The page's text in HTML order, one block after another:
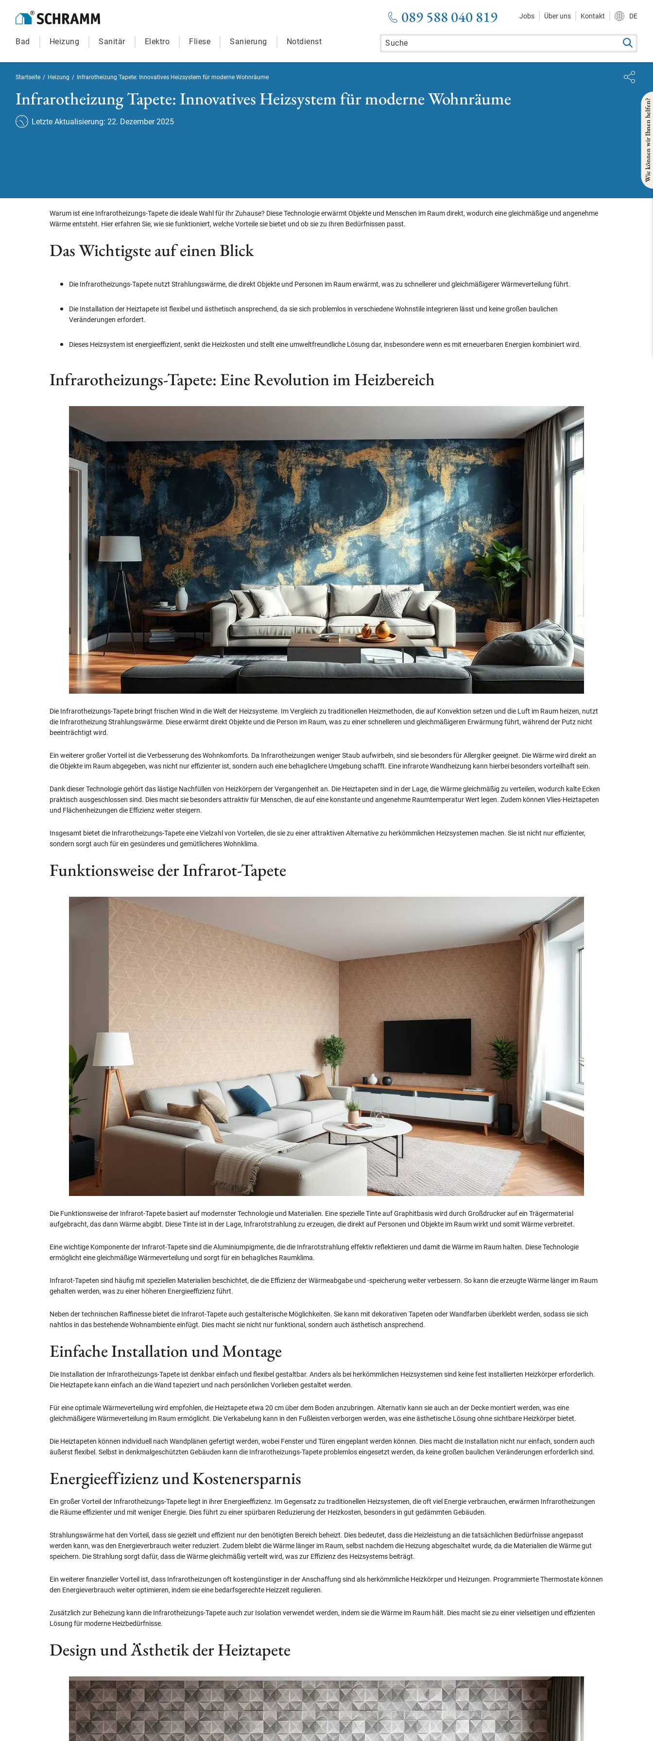
089 588 040 819 Jobs Über uns Kontakt DE
Bad Heizung Sanitär Elektro Fliese Sanierung Notdienst
Startseite / Heizung / Infrarotheizung Tapete: Innovatives Heizsystem für moderne Wohnräume
Infrarotheizung Tapete: Innovatives Heizsystem für moderne Wohnräume
Letzte Aktualisierung: 22. Dezember 2025
Warum ist eine Infrarotheizungs-Tapete die ideale Wahl für Ihr Zuhause? Diese Technologie erwärmt Objekte und Menschen im Raum direkt, wodurch eine gleichmäßige und angenehme
Wärme entsteht. Hier erfahren Sie, wie sie funktioniert, welche Vorteile sie bietet und ob sie zu Ihren Bedürfnissen passt.
Das Wichtigste auf einen Blick
Die Infrarotheizungs-Tapete nutzt Strahlungswärme, die direkt Objekte und Personen im Raum erwärmt, was zu schnellerer und gleichmäßigerer Wärmeverteilung führt.
Die Installation der Heiztapete ist flexibel und ästhetisch ansprechend, da sie sich problemlos in verschiedene Wohnstile integrieren lässt und keine großen baulichen
Veränderungen erfordert.
Dieses Heizsystem ist energieeffizient, senkt die Heizkosten und stellt eine umweltfreundliche Lösung dar, insbesondere wenn es mit erneuerbaren Energien kombiniert wird.
Infrarotheizungs-Tapete: Eine Revolution im Heizbereich
Die Infrarotheizungs-Tapete bringt frischen Wind in die Welt der Heizsysteme. Im Vergleich zu traditionellen Heizmethoden, die auf Konvektion setzen und die Luft im Raum heizen, nutzt
die Infrarotheizung Strahlungswärme. Diese erwärmt direkt Objekte und die Person im Raum, was zu einer schnelleren und gleichmäßigeren Erwärmung führt, während der Putz nicht
beeinträchtigt wird.
Ein weiterer großer Vorteil ist die Verbesserung des Wohnkomforts. Da Infrarotheizungen weniger Staub aufwirbeln, sind sie besonders für Allergiker geeignet. Die Wärme wird direkt an
die Objekte im Raum abgegeben, was nicht nur effizienter ist, sondern auch eine behaglichere Umgebung schafft. Eine infrarote Wandheizung kann hierbei besonders vorteilhaft sein.
Dank dieser Technologie gehört das lästige Nachfüllen von Heizkörpern der Vergangenheit an. Die Heiztapeten sind in der Lage, die Wärme gleichmäßig zu verteilen, wodurch kalte Ecken
praktisch ausgeschlossen sind. Dies macht sie besonders attraktiv für Menschen, die auf eine konstante und angenehme Raumtemperatur Wert legen. Zudem können Vlies-Heiztapeten
und Flächenheizungen die Effizienz weiter steigern.
Insgesamt bietet die Infrarotheizungs-Tapete eine Vielzahl von Vorteilen, die sie zu einer attraktiven Alternative zu herkömmlichen Heizsystemen machen. Sie ist nicht nur effizienter,
sondern sorgt auch für ein gesünderes und gemütlicheres Wohnklima.
Funktionsweise der Infrarot-Tapete
Die Funktionsweise der Infrarot-Tapete basiert auf modernster Technologie und Materialien. Eine spezielle Tinte auf Graphitbasis wird durch Großdrucker auf ein Trägermaterial
aufgebracht, das dann Wärme abgibt. Diese Tinte ist in der Lage, Infrarotstrahlung zu erzeugen, die direkt auf Personen und Objekte im Raum wirkt und somit Wärme verbreitet.
Eine wichtige Komponente der Infrarot-Tapete sind die Aluminiumpigmente, die die Infrarotstrahlung effektiv reflektieren und damit die Wärme im Raum halten. Diese Technologie
ermöglicht eine gleichmäßige Wärmeverteilung und sorgt für ein behagliches Raumklima.
Infrarot-Tapeten sind häufig mit speziellen Materialien beschichtet, die die Effizienz der Wärmeabgabe und -speicherung weiter verbessern. So kann die erzeugte Wärme länger im Raum
gehalten werden, was zu einer höheren Energieeffizienz führt.
Neben der technischen Raffinesse bietet die Infrarot-Tapete auch gestalterische Möglichkeiten. Sie kann mit dekorativen Tapeten oder Wandfarben überklebt werden, sodass sie sich
nahtlos in das bestehende Wohnambiente einfügt. Dies macht sie nicht nur funktional, sondern auch ästhetisch ansprechend.
Einfache Installation und Montage
Die Installation der Infrarotheizungs-Tapete ist denkbar einfach und flexibel gestaltbar. Anders als bei herkömmlichen Heizsystemen sind keine fest installierten Heizkörper erforderlich.
Die Heiztapete kann einfach an die Wand tapeziert und nach persönlichen Vorlieben gestaltet werden.
Für eine optimale Wärmeverteilung wird empfohlen, die Heiztapete etwa 20 cm über dem Boden anzubringen. Alternativ kann sie auch an der Decke montiert werden, was eine
gleichmäßigere Wärmeverteilung im Raum ermöglicht. Die Verkabelung kann in den Fußleisten verborgen werden, was eine ästhetische Lösung ohne sichtbare Heizkörper bietet.
Die Heiztapeten können individuell nach Wandplänen gefertigt werden, wobei Fenster und Türen eingeplant werden können. Dies macht die Installation nicht nur einfach, sondern auch
äußerst flexibel. Selbst in denkmalgeschützten Gebäuden kann die Infrarotheizungs-Tapete problemlos eingesetzt werden, da keine großen baulichen Veränderungen erforderlich sind.
Energieeffizienz und Kostenersparnis
Ein großer Vorteil der Infrarotheizungs-Tapete liegt in ihrer Energieeffizienz. Im Gegensatz zu traditionellen Heizsystemen, die oft viel Energie verbrauchen, erwärmen Infrarotheizungen
die Räume effizienter und mit weniger Energie. Dies führt zu einer spürbaren Reduzierung der Heizkosten, besonders in gut gedämmten Gebäuden.
Strahlungswärme hat den Vorteil, dass sie gezielt und effizient nur den benötigten Bereich beheizt. Dies bedeutet, dass die Heizleistung an die tatsächlichen Bedürfnisse angepasst
werden kann, was den Energieverbrauch weiter reduziert. Zudem bleibt die Wärme länger im Raum, selbst nachdem die Heizung abgeschaltet wurde, da die Materialien die Wärme gut
speichern. Die Strahlung sorgt dafür, dass die Wärme gleichmäßig verteilt wird, was zur Effizienz des Heizsystems beiträgt.
Ein weiterer finanzieller Vorteil ist, dass Infrarotheizungen oft kostengünstiger in der Anschaffung sind als herkömmliche Heizkörper und Heizungen. Programmierte Thermostate können
den Energieverbrauch weiter optimieren, indem sie eine bedarfsgerechte Heizzeit regulieren.
Zusätzlich zur Beheizung kann die Infrarotheizungs-Tapete auch zur Isolation verwendet werden, indem sie die Wärme im Raum hält. Dies macht sie zu einer vielseitigen und effizienten
Lösung für moderne Heizbedürfnisse.
Design und Ästhetik der Heiztapete
Wie können wir Ihnen helfen?